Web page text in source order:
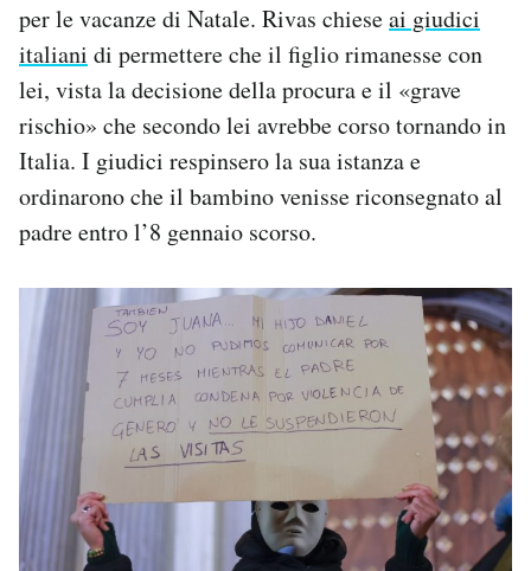
per le vacanze di Natale. Rivas chieseai giudici
italiani di permettere che il figlio rimanesse con
lei, vista la decisione della procura e il «grave
rischio» che secondo lei avrebbe corso tornando in
Italia. I giudici respinsero la sua istanza e
ordinarono che il bambino venisse riconsegnato al
padre entro l’8 gennaio scorso.